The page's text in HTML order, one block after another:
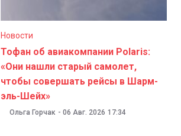
Новости
Тофан об авиакомпании Polaris:
«Они нашли старый самолет,
чтобы совершать рейсы в Шарм-
эль-Шейх»
Ольга Горчак - 06 Авг. 2026 17:34